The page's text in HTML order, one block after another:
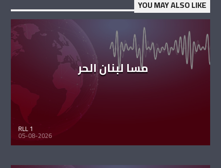
YOU MAY ALSO LIKE
مسا لبنان الحر
RLL 1
05-08-2026